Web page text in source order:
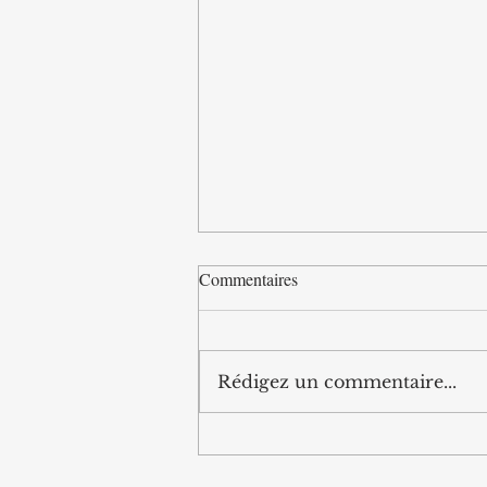
La révolution IA : un
Commentaires
Rédigez un commentaire...